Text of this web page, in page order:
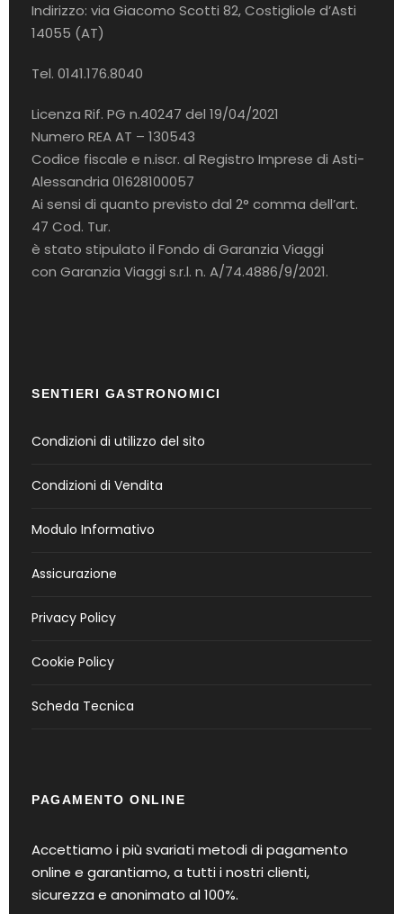
Indirizzo: via Giacomo Scotti 82, Costigliole d’Asti
14055 (AT)
Tel. 0141.176.8040
Licenza Rif. PG n.40247 del 19/04/2021
Numero REA AT – 130543
Codice fiscale e n.iscr. al Registro Imprese di Asti-
Alessandria 01628100057
Ai sensi di quanto previsto dal 2° comma dell’art.
47 Cod. Tur.
è stato stipulato il Fondo di Garanzia Viaggi
con Garanzia Viaggi s.r.l. n. A/74.4886/9/2021.
SENTIERI GASTRONOMICI
Condizioni di utilizzo del sito
Condizioni di Vendita
Modulo Informativo
Assicurazione
Privacy Policy
Cookie Policy
Scheda Tecnica
PAGAMENTO ONLINE
Accettiamo i più svariati metodi di pagamento
online e garantiamo, a tutti i nostri clienti,
sicurezza e anonimato al 100%.